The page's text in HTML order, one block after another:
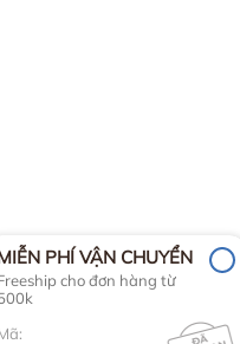
Super Titanium
tế.
PHÍ VẬN CHUYỂN
cho đơn hàng từ